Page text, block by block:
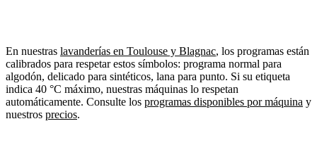
En nuestras lavanderías en Toulouse y Blagnac, los programas están
calibrados para respetar estos símbolos: programa normal para
algodón, delicado para sintéticos, lana para punto. Si su etiqueta
indica 40 °C máximo, nuestras máquinas lo respetan
automáticamente. Consulte los programas disponibles por máquina y
nuestros precios.